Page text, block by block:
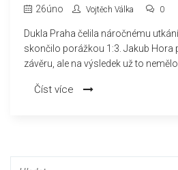
26úno Vojtěch Válka 0
Dukla Praha čelila náročnému
skončilo porážkou 1:3. Jakub Hora
závěru, ale na výsledek už to
Číst více